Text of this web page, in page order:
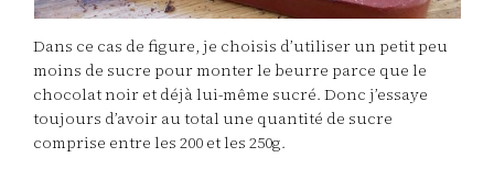
Dans ce cas de figure, je choisis d’utiliser un petit peu
moins de sucre pour monter le beurre parce que le
chocolat noir et déjà lui-même sucré. Donc j’essaye
toujours d’avoir au total une quantité de sucre
comprise entre les 200 et les 250g.